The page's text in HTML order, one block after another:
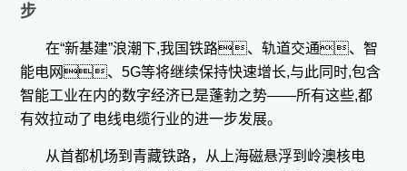
步
在“新基建”浪潮下,我国铁路、轨道交通、智
能电网、5G等将继续保持快速增长,与此同时,包含
智能工业在内的数字经济已是蓬勃之势——所有这些,都
有效拉动了电线电缆行业的进一步发展。
从首都机场到青藏铁路，从上海磁悬浮到岭澳核电